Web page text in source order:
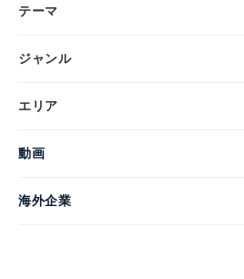
テーマ
ジャンル
エリア
動画
海外企業